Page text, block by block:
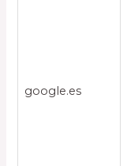
google.es